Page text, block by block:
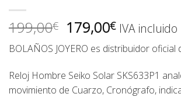
199,00€ El
precio
original
era:
199,00€.
179,00€El
precio
actual
es:
179,00€.
IVA incluido
BOLAÑOS JOYERO es distribuidor oficial
Reloj Hombre Seiko Solar SKS633P1
movimiento de Cuarzo, Cronógrafo,